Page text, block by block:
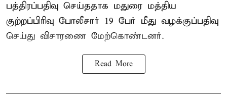
பத்திரப்பதிவு செய்ததாக மதுரை மத்திய
குற்றப்பிரிவு போலீசார் 19 பேர் மீது வழக்குப்பதிவு
செய்து விசாரணை மேற்கொண்டனர்.
Read More